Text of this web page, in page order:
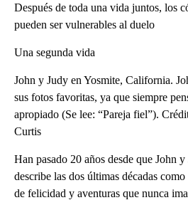
Después de toda una vida juntos, los
pueden ser vulnerables al duelo
Una segunda vida
John y Judy en Yosmite, California.
sus fotos favoritas, ya que siempre
apropiado (Se lee: “Pareja fiel”).
Curtis
Han pasado 20 años desde que John
describe las dos últimas décadas
de felicidad y aventuras que nunca